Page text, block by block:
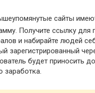
сайты
Получите ссылку для
и набирайте людей
зарегистрированный
будет приносить
заработка.